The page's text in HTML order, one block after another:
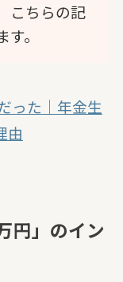
こちらの記
。
った｜年金生
由
円」のイン